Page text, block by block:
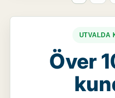
UTVALDA
Över